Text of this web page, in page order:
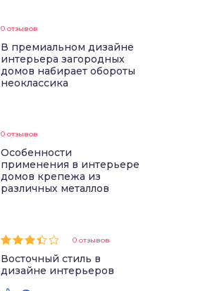
0 отзывов
В премиальном дизайне
интерьера загородных
домов набирает обороты
неоклассика
0 отзывов
Особенности
применения в интерьере
домов крепежа из
различных металлов
0 отзывов
Восточный стиль в
дизайне интерьеров